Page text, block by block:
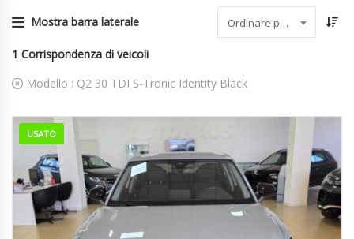
Mostra barra laterale Ordinare per data
1 Corrispondenza di veicoli
Modello : Q2 30 TDI S-Tronic Identity Black
USATO